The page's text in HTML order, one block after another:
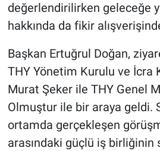
değerlendirilirken geleceğe
hakkında da fikir
Başkan Ertuğrul Doğan,
THY Yönetim Kurulu ve İcra
Murat Şeker ile THY Genel
Olmuştur ile bir araya geldi.
ortamda gerçekleşen
arasındaki güçlü iş birliğinin
SPOR
Bilim, Teknoloji